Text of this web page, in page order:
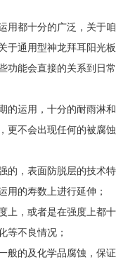
用都十分的广泛，关于咱
于通用型神龙拜耳阳光板
功能会直接的关系到日常
的运用，十分的耐雨淋和
更不会出现任何的被腐蚀
的，表面防脱层的技术特
用的寿数上进行延伸；
上，或者是在强度上都十
等不良情况；
般的及化学品腐蚀，保证